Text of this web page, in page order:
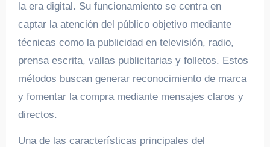
la era digital. Su funcionamiento se centra en
captar la atención del público objetivo mediante
técnicas como la publicidad en televisión, radio,
prensa escrita, vallas publicitarias y folletos. Estos
métodos buscan generar reconocimiento de marca
y fomentar la compra mediante mensajes claros y
directos.
Una de las características principales del